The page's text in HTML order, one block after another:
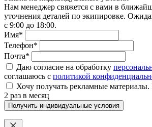
Нам менеджер свяжется с вами в
уточнения деталей по экипировке.
с 9:00 до 18:00.
Имя*
Телефон*
Почта*
Даю согласие на обработку
соглашаюсь с политикой
Хочу получать рекламные материалы.
2 раз в месяц
Получить индивидуальные условия